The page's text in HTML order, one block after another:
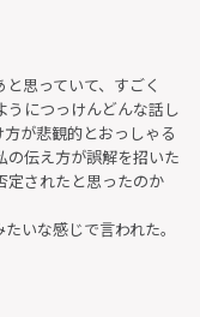
思っていて、すごく
につっけんどんな話し
が悲観的とおっしゃる
の伝え方が誤解を招いた
定されたと思ったのか
いな感じで言われた。